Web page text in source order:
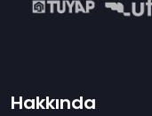
Hakkında